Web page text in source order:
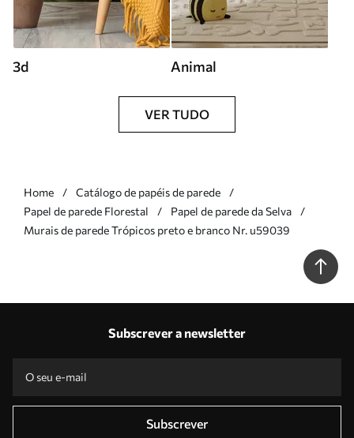
3d Animal
VER TUDO
Home
Catálogo de papéis de parede
Papel de parede Florestal
Papel de parede da Selva
Murais de parede Trópicos preto e branco Nr. u59039
Subscrever a newsletter
Subscrever